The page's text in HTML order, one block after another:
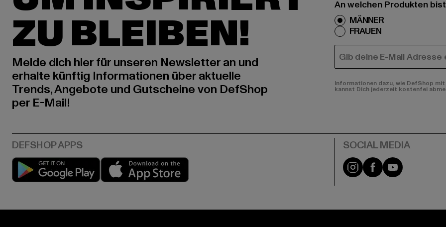
ZU BLEIBEN!
Melde dich hier für unseren Newsletter an und
erhalte künftig Informationen über aktuelle
Trends, Angebote und Gutscheine von DefShop
per E-Mail!
An welchen Produkten
MÄNNER
FRAUEN
E-MAIL
Informationen dazu, wie DefShop
kannst Dich jederzeit kostenfei
Play market Instagram
FacebookYouTube